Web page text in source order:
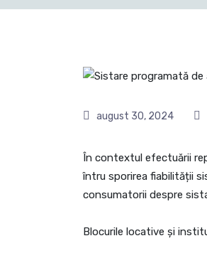
august 30, 2024
În contextul efectuării
întru sporirea fiabilității
consumatorii despre
Blocurile locative și